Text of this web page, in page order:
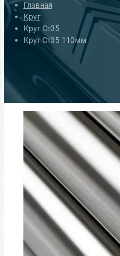
Главная
Круг
Круг Ст35
Круг Ст35 110мм